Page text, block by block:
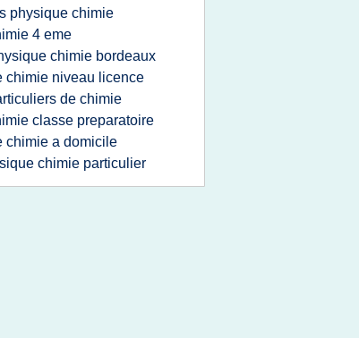
physique chimie
4 eme
chimie bordeaux
chimie niveau licence
de chimie
classe preparatoire
chimie a domicile
chimie particulier